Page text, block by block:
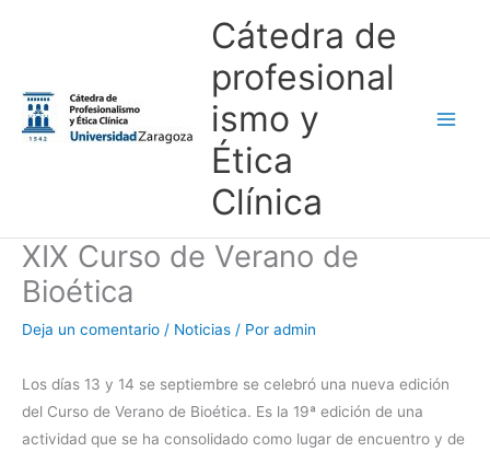
Cátedra de
profesional
ismo y
Ética
Clínica
XIX Curso de Verano de
Bioética
Deja un comentario / Noticias / Por admin
Los días 13 y 14 se septiembre se celebró una nueva edición
del Curso de Verano de Bioética. Es la 19ª edición de una
actividad que se ha consolidado como lugar de encuentro y de